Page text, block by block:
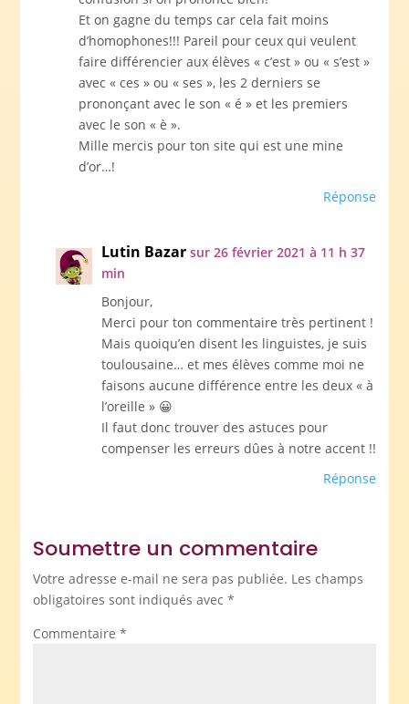
Et on gagne du temps car cela fait moins
d’homophones!!! Pareil pour ceux qui veulent
faire différencier aux élèves « c’est » ou « s’est »
avec « ces » ou « ses », les 2 derniers se
prononçant avec le son « é » et les premiers
avec le son « è ».
Mille mercis pour ton site qui est une mine
d’or…!
Réponse
Lutin Bazar sur 26 février 2021 à 11 h 37
min
Bonjour,
Merci pour ton commentaire très pertinent !
Mais quoiqu’en disent les linguistes, je suis
toulousaine… et mes élèves comme moi ne
faisons aucune différence entre les deux « à
l’oreille » 😀
Il faut donc trouver des astuces pour
compenser les erreurs dûes à notre accent !!
Réponse
Soumettre un commentaire
Votre adresse e-mail ne sera pas publiée. Les champs
obligatoires sont indiqués avec *
Commentaire *